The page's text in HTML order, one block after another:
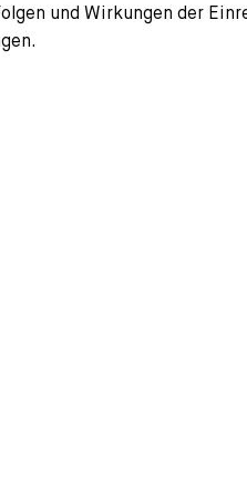
und Wirkungen der